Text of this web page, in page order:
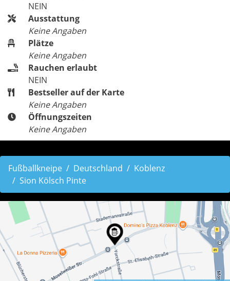
NEIN
Ausstattung
Keine Angaben
Plätze
Keine Angaben
Rauchen erlaubt
NEIN
Bestseller auf der Karte
Keine Angaben
Öffnungszeiten
Keine Angaben
Fußballkneipe Deutschland
Koblenz
Sion Kölsch Pinte